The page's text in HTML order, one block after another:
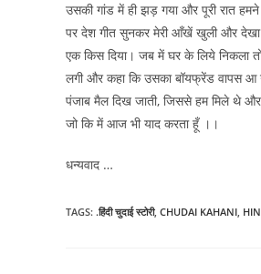
उसकी गांड में ही झड़ गया और पूरी रात
पर देश गीत सुनकर मेरी आँखें खुली और देखा
एक किस दिया। जब में घर के लिये निकला
लगी और कहा कि उसका बॉयफ्रेंड वापस आ
पंजाब मैल दिख जाती, जिससे हम मिले थे
जो कि में आज भी याद करता हूँ ।।
धन्यवाद …
TAGS: .हिंदी चुदाई स्टोरी, CHUDAI KAHANI,